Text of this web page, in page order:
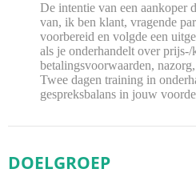
De intentie van een aankoper
van, ik ben klant, vragende
voorbereid en volgde een
als je onderhandelt over
betalingsvoorwaarden,
Twee dagen training in
gespreksbalans in jouw
DOELGROEP